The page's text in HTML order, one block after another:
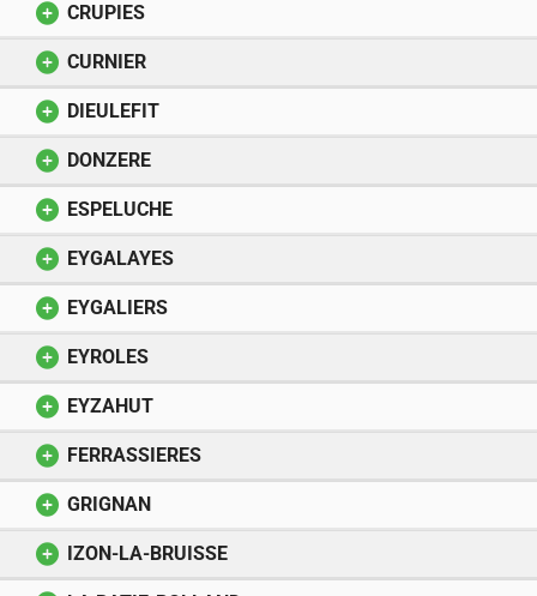
CRUPIES
CURNIER
DIEULEFIT
DONZERE
ESPELUCHE
EYGALAYES
EYGALIERS
EYROLES
EYZAHUT
FERRASSIERES
GRIGNAN
IZON-LA-BRUISSE